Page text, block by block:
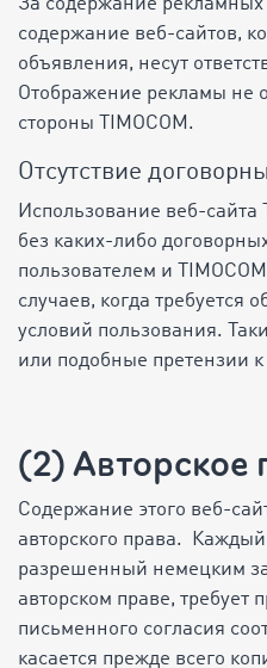
За содержание
содержание веб-сайтов,
объявления, несут
Отображение рекламы не
стороны TIMOCOM.
Отсутствие
Использование веб-сайта
без каких-либо
пользователем и
случаев, когда требуется
условий пользования.
или подобные претензии
(2) Авторское
Содержание этого веб-
авторского права.
разрешенный немецким
авторском праве, требует
письменного согласия
касается прежде всего